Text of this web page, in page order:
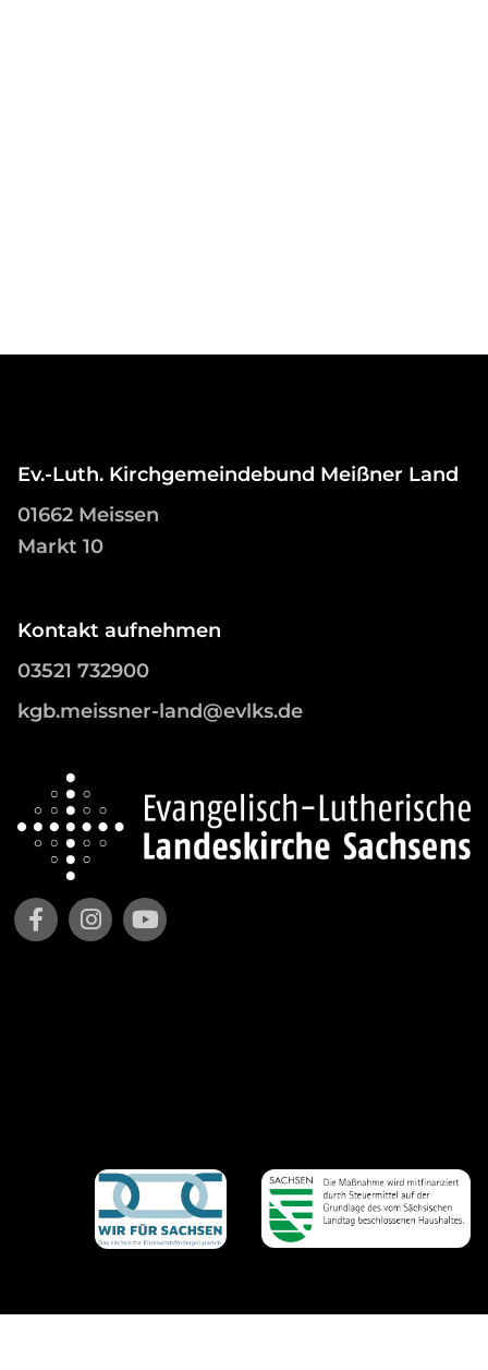
Ev.-Luth. Kirchgemeindebund Meißner Land
01662 Meissen
Markt 10
Kontakt aufnehmen
03521 732900
kgb.meissner-land@evlks.de